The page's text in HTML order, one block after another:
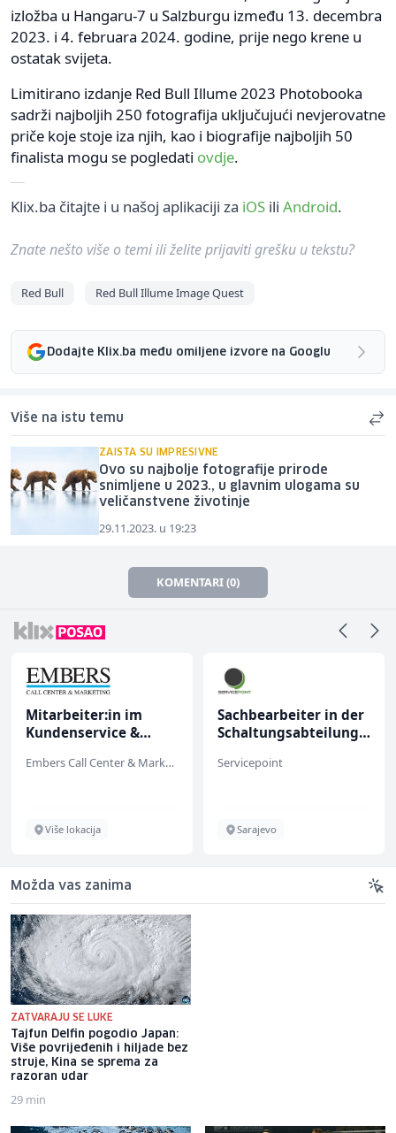
izložba u Hangaru-7 u Salzburgu između 13. decembra
2023. i 4. februara 2024. godine, prije nego krene u
ostatak svijeta.
Limitirano izdanje Red Bull Illume 2023 Photobooka
sadrži najboljih 250 fotografija uključujući nevjerovatne
priče koje stoje iza njih, kao i biografije najboljih 50
finalista mogu se pogledati ovdje.
Klix.ba čitajte i u našoj aplikaciji za iOS ili Android.
Znate nešto više o temi ili želite prijaviti grešku u tekstu?
Red Bull Red Bull Illume Image Quest
Dodajte Klix.ba među omiljene izvore na Googlu
Više na istu temu
ZAISTA SU IMPRESIVNE
Ovo su najbolje fotografije prirode
snimljene u 2023., u glavnim ulogama su
veličanstvene životinje
29.11.2023. u 19:23
KOMENTARI (0)
Mitarbeiter:in im
Kundenservice &
Embers Call Center & Marketing
Više lokacija
Sachbearbeiter in der
Schaltungsabteilung
Servicepoint
Sarajevo
Možda vas zanima
ZATVARAJU SE LUKE
Tajfun Delfin pogodio Japan:
Više povrijeđenih i hiljade bez
struje, Kina se sprema za
razoran udar
29 min